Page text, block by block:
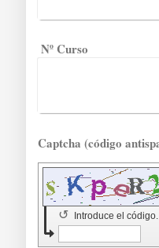
Nº Curso
Introduce el código.
↺